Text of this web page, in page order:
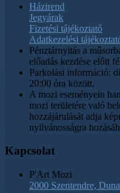
Házirend
Jegyárak
Fizetési tájékoztató
Adatkezelési
Pénztárnyitás a
előadás kezdése előtt
Parkolási információ:
20:00 óra között.
A mozi eseményein
mozi területére való
hozzájárulását adja
nyilvánosságra
Kapcsolat
P'Art Mozi
2000 Szentendre,